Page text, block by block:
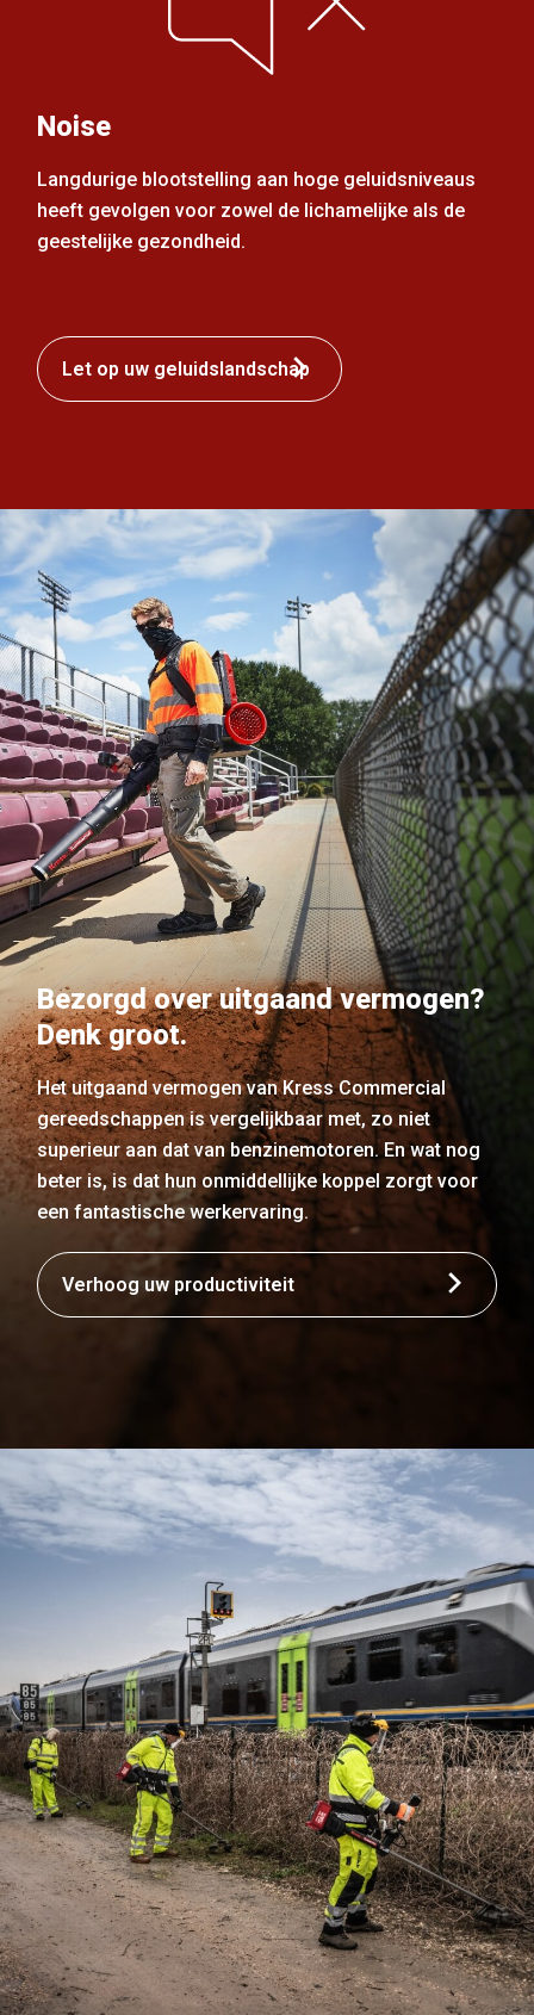
Noise
Langdurige blootstelling aan hoge geluidsniveaus
heeft gevolgen voor zowel de lichamelijke als de
geestelijke gezondheid.
Let op uw geluidslandschap
Bezorgd over uitgaand vermogen?
Denk groot.
Het uitgaand vermogen van Kress Commercial
gereedschappen is vergelijkbaar met, zo niet
superieur aan dat van benzinemotoren. En wat nog
beter is, is dat hun onmiddellijke koppel zorgt voor
een fantastische werkervaring.
Verhoog uw productiviteit